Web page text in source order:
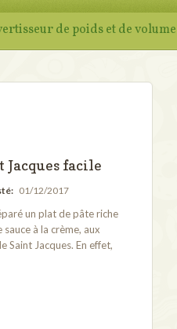
de poids et de volume
facile
01/12/2017
un plat de pâte riche
à la crème, aux
Saint Jacques. En effet,